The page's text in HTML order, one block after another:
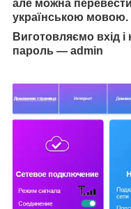
але можна
українською мовою.
Виготовляємо вхід
пароль — admin